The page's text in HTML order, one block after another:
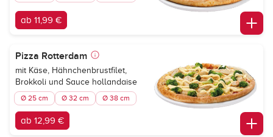
ab 11,99 €
Pizza Rotterdam
mit Käse, Hähnchenbrustfilet,
Brokkoli und Sauce hollandaise
Ø 25 cm Ø 32 cm Ø 38 cm
ab 12,99 €